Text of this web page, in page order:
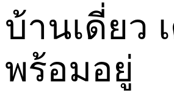
บ้านเดี่ยว
พร้อมอยู่